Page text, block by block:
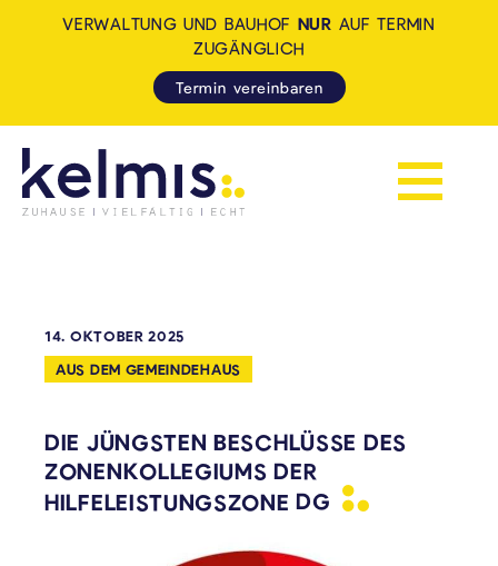
Navigation
VERWALTUNG UND BAUHOF NUR AUF TERMIN
ZUGÄNGLICH
Termin vereinbaren
14. OKTOBER 2025
AUS DEM GEMEINDEHAUS
DIE JÜNGSTEN BESCHLÜSSE DES
ZONENKOLLEGIUMS DER
HILFELEISTUNGSZONEDG